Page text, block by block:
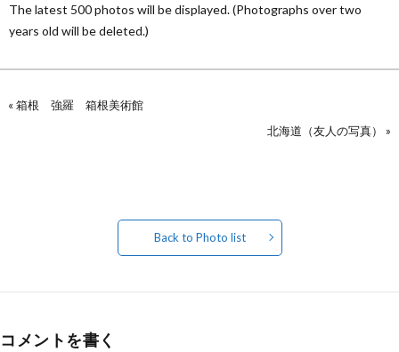
The latest 500 photos will be displayed. (Photographs over two
years old will be deleted.)
« 箱根 強羅 箱根美術館
北海道（友人の写真）
»
Back to Photo list
コメントを書く